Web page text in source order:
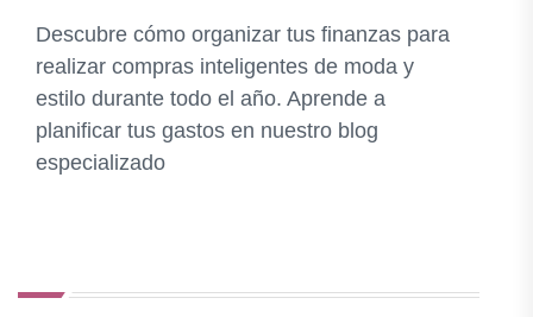
Descubre cómo organizar tus finanzas para
realizar compras inteligentes de moda y
estilo durante todo el año. Aprende a
planificar tus gastos en nuestro blog
especializado